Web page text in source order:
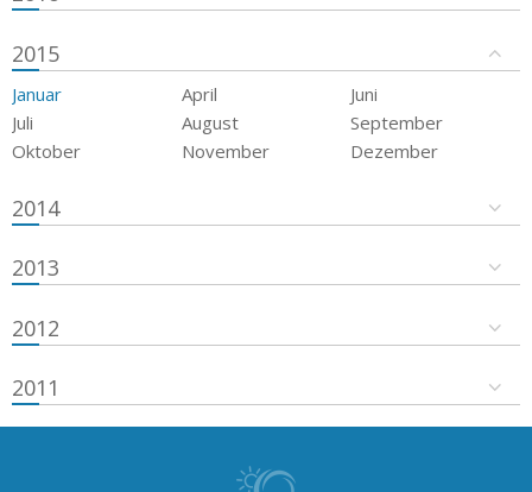
2015
Januar April
Juni
Juli
August
September
Oktober
November Dezember
2014
2013
2012
2011